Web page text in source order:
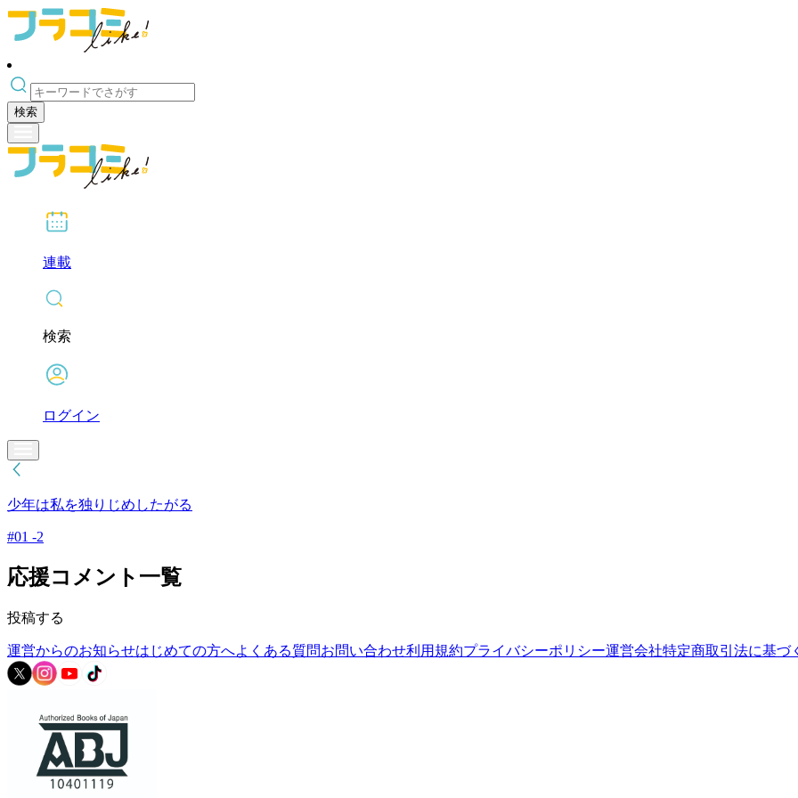
検索
連載
検索
ログイン
少年は私を独りじめしたがる
#01 -2
応援コメント一覧
投稿する
運営からのお知らせはじめての方へよくある質問お問い合わせ利用規約プライバシーポリシー運営会社特定商取引法に基づ